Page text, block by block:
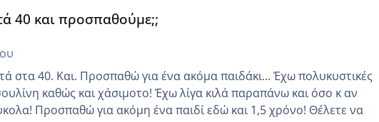
40 και προσπαθούμε;;
Και. Προσπαθώ για ένα ακόμα παιδάκι... Έχω πολυκυστικές
καθώς και χάσιμοτο! Έχω λίγα κιλά παραπάνω και όσο κ αν
Θέλετε να